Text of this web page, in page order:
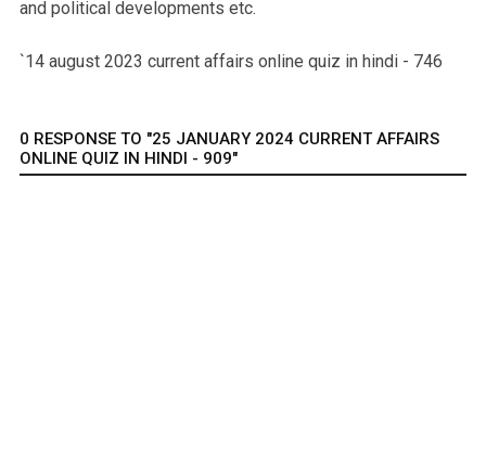
and political developments etc.
`14 august 2023 current affairs online quiz in hindi - 746
0 RESPONSE TO "25 JANUARY 2024 CURRENT AFFAIRS
ONLINE QUIZ IN HINDI - 909"